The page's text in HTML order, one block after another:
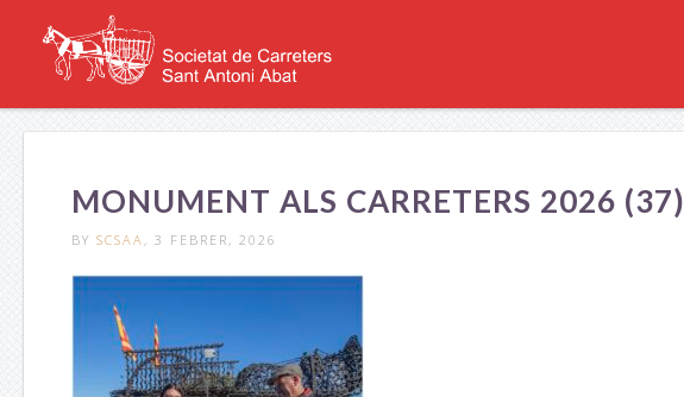
MONUMENT ALS CARRETERS 2026 (37)
BY SCSAA , 3 FEBRER, 2026